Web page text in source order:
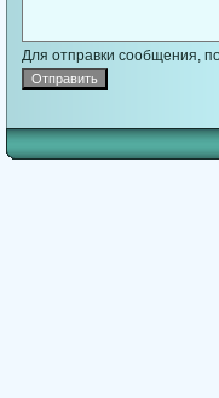
Для отправки сообщения,